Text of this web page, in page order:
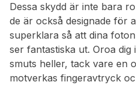
Dessa skydd är inte bara
de är också designade för
superklara så att dina
ser fantastiska ut. Oroa
smuts heller, tack vare en
motverkas fingeravtryck